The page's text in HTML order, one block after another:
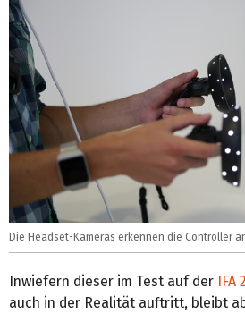
Die Headset-Kameras erkennen die Controller
Inwiefern dieser im Test auf der IFA
auch in der Realität auftritt, bleibt